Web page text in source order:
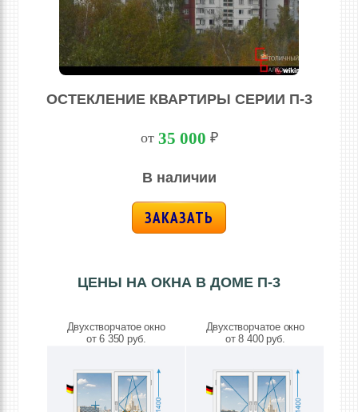
ОСТЕКЛЕНИЕ КВАРТИРЫ СЕРИИ П-3
от 35 000 ₽
В наличии
ЗАКАЗАТЬ
ЦЕНЫ НА ОКНА В ДОМЕ П-3
Двухстворчатое окно Двухстворчатое окно
от 6 350 руб. от 8 400 руб.